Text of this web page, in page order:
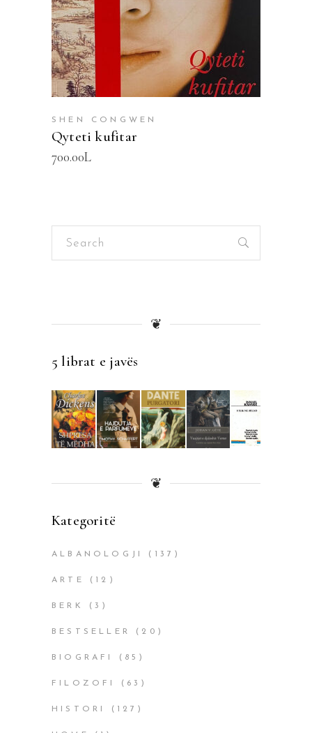
SHEN CONGWEN
Qyteti kufitar
700.00L
Search
❦
5 librat e javës
❦
Kategoritë
ALBANOLOGJI (137)
ARTE (12)
BERK (3)
BESTSELLER (20)
BIOGRAFI (85)
FILOZOFI (63)
HISTORI (127)